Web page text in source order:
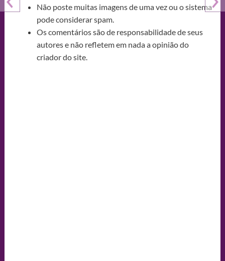
Não poste muitas imagens de uma vez ou o sistema
pode considerar spam.
Os comentários são de responsabilidade de seus
autores e não refletem em nada a opinião do
criador do site.